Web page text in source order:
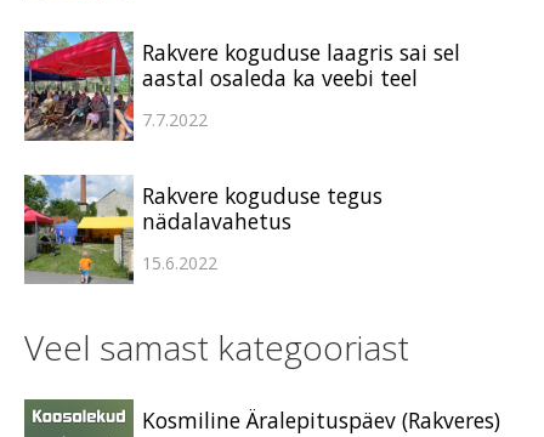
Rakvere koguduse laagris sai sel
aastal osaleda ka veebi teel
7.7.2022
Rakvere koguduse tegus
nädalavahetus
15.6.2022
Veel samast kategooriast
Kosmiline Äralepituspäev (Rakveres)